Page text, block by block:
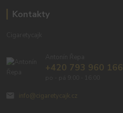
Kontakty
+420 793 960 166
info@cigaretycajk.cz